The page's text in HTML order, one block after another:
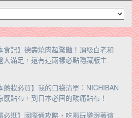
食記】德壽燒肉超驚豔！頂級白老和
大滿足，還有這兩樣必點隱藏版主
藥妝必買】我的口袋清單：NICHIBAN
感貼布，到日本必囤的酸痛貼布！
必逛】國際通攻略，吃喝玩樂跟著這